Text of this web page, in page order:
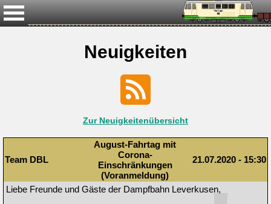
Neuigkeiten
Zur Neuigkeitenübersicht
Team DBL
August-Fahrtag mit
Corona-
Einschränkungen
(Voranmeldung)
21.07.2020 - 15:30
Liebe Freunde und Gäste der Dampfbahn Leverkusen,